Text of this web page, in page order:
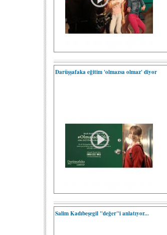
Darüşşafaka eğitim 'olmazsa olmaz' diyor
Salim Kadıbeşegil "değer"i anlatıyor...